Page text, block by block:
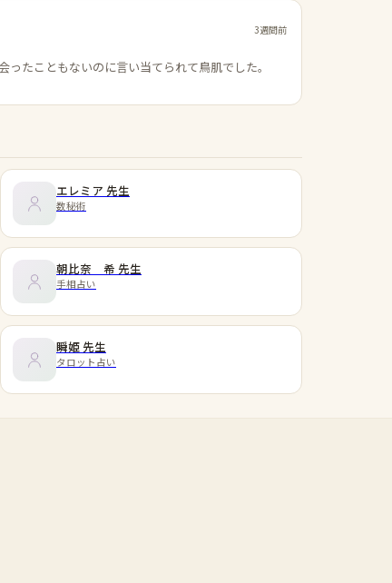
3週間前
たこともないのに言い当てられて鳥肌でした。
エレミア 先生
数秘術
朝比奈 希 先生
手相占い
瞬姫 先生
タロット占い